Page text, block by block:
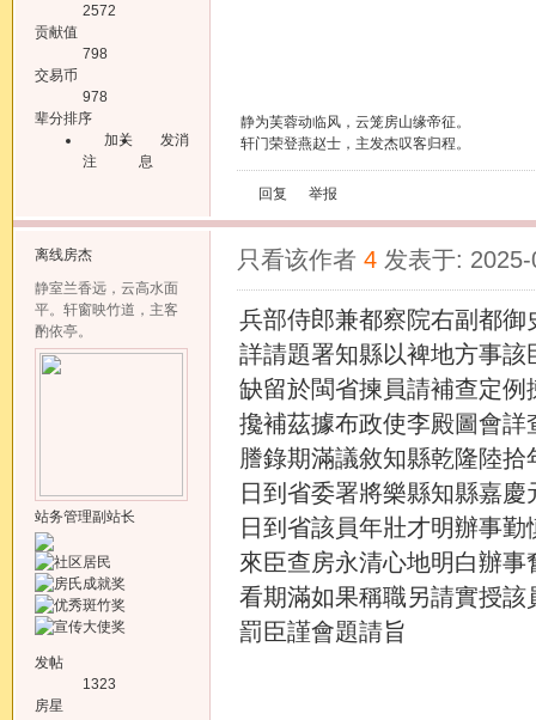
2572
贡献值
798
交易币
978
辈分排序
加关
注
发消
息
静为芙蓉动临风，云笼房山缘帝征。
轩门荣登燕赵士，主发杰叹客归程。
回复 举报
离线房杰
静室兰香远，云高水面
平。轩窗映竹道，主客
酌依亭。
站务管理副站长
发帖
1323
房星
只看该作者 4 发表于:
兵部侍郎兼都察院右副都
詳請題署知縣以裨地方事
缺留於閩省揀員請補查定
攙補茲據布政使李殿圖會
謄錄期滿議敘知縣乾隆陸
日到省委署將樂縣知縣嘉
日到省該員年壯才明辦事
來臣查房永清心地明白辦
看期滿如果稱職另請實授
罰臣謹會題請旨